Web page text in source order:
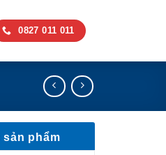
0827 011 011
sản phẩm